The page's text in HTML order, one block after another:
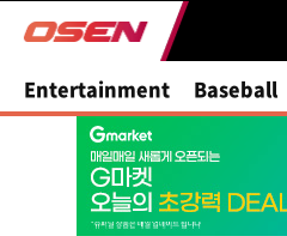
Entertainment Baseball